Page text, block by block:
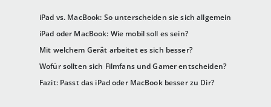
iPad vs. MacBook: So unterscheiden sie sich allgemein
iPad oder MacBook: Wie mobil soll es sein?
Mit welchem Gerät arbeitet es sich besser?
Wofür sollten sich Filmfans und Gamer entscheiden?
Fazit: Passt das iPad oder MacBook besser zu Dir?